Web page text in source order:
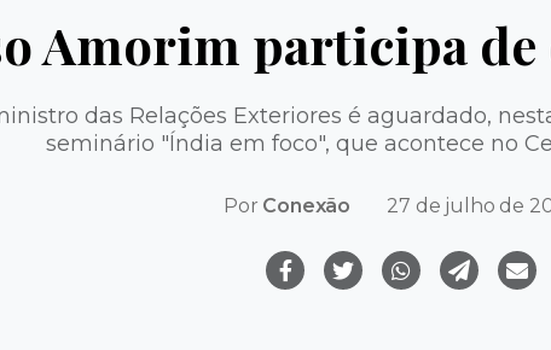
Amorim participa de
das Relações Exteriores é aguardado,
seminário "Índia em foco", que acontece no
Por Conexão 27 de julho de